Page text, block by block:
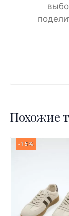
Похожие
-15%